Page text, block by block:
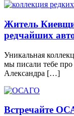
Житель
редчайших
Уникальная
мы писали тебе
Александра […]
Встречайте